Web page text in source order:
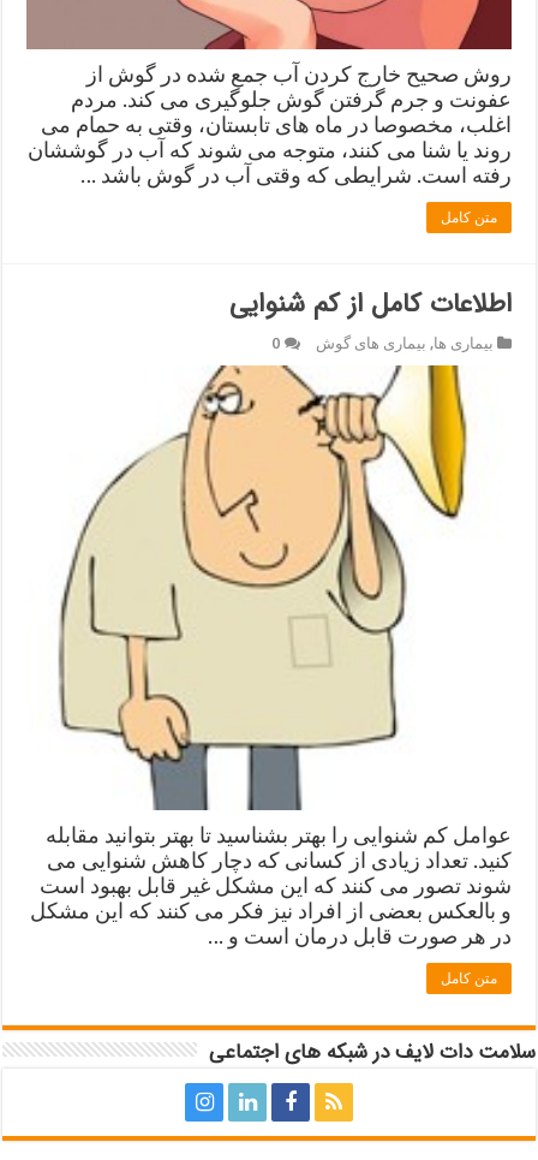
روش صحیح خارج کردن آب جمع شده در گوش از
عفونت و جرم گرفتن گوش جلوگیری می کند. مردم
اغلب، مخصوصا در ماه های تابستان، وقتی به حمام می
روند یا شنا می کنند، متوجه می شوند که آب در گوششان
رفته است. شرایطی که وقتی آب در گوش باشد …
متن کامل
اطلاعات کامل از کم شنوایی
بیماری ها, بیماری های گوش 0
عوامل کم شنوایی را بهتر بشناسید تا بهتر بتوانید مقابله
کنید. تعداد زیادی از کسانی که دچار کاهش شنوایی می
شوند تصور می کنند که این مشکل غیر قابل بهبود است
و بالعکس بعضی از افراد نیز فکر می کنند که این مشکل
در هر صورت قابل درمان است و …
متن کامل
سلامت دات لایف در شبکه های اجتماعی